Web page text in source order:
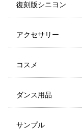
復刻版シニヨン
アクセサリー
コスメ
ダンス用品
サンプル